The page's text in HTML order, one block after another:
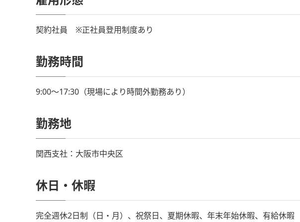
契約社員 ※正社員登用制度あり
勤務時間
9:00～17:30（現場により時間外勤務あり）
勤務地
関西支社：大阪市中央区
休日・休暇
完全週休2日制（日・月）、祝祭日、夏期休暇、年末年始休暇、有給休暇